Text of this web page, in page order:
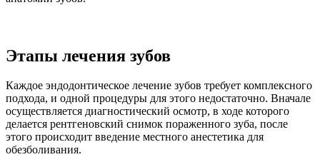
Этапы лечения зубов
Каждое эндодонтическое лечение зубов требует комплексного
подхода, и одной процедуры для этого недостаточно. Вначале
осуществляется диагностический осмотр, в ходе которого
делается рентгеновский снимок пораженного зуба, после
этого происходит введение местного анестетика для
обезболивания.